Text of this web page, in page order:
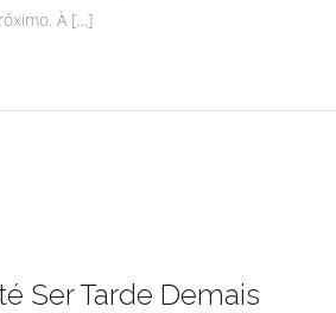
À […]
Ser Tarde Demais